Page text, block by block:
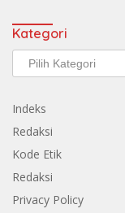
Kategori
Kategori
Indeks
Redaksi
Kode Etik
Redaksi
Privacy Policy